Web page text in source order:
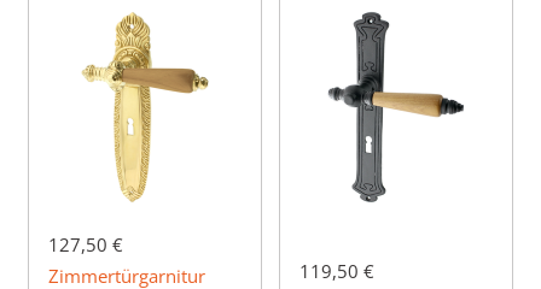
127,50 €
Zimmertürgarnitur
119,50 €